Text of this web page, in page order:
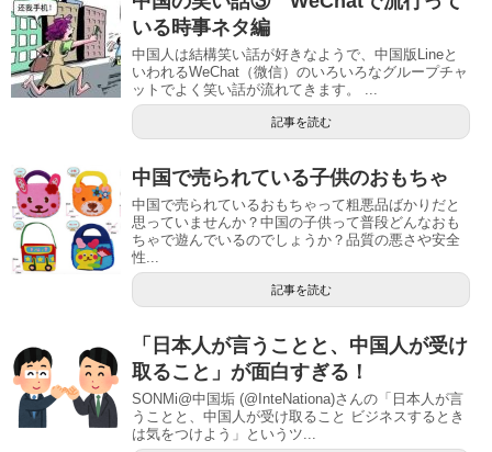
いる時事ネタ編
中国人は結構笑い話が好きなようで、中国版Lineと
いわれるWeChat（微信）のいろいろなグループチャ
ットでよく笑い話が流れてきます。 ...
記事を読む
中国で売られている子供のおもちゃ
中国で売られているおもちゃって粗悪品ばかりだと
思っていませんか？中国の子供って普段どんなおも
ちゃで遊んでいるのでしょうか？品質の悪さや安全
性...
記事を読む
「日本人が言うことと、中国人が受け
取ること」が面白すぎる！
SONMi@中国垢 (@InteNationa)さんの「日本人が言
うことと、中国人が受け取ること ビジネスするとき
は気をつけよう」というツ...